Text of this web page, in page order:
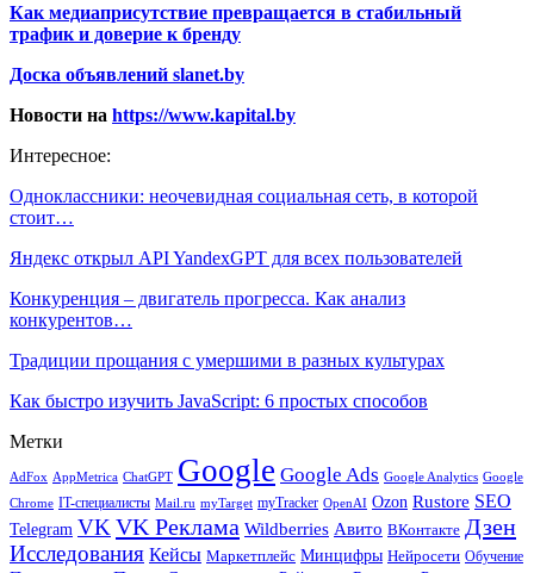
Как медиаприсутствие превращается в стабильный
трафик и доверие к бренду
Доска объявлений slanet.by
Новости на https://www.kapital.by
Интересное:
Одноклассники: неочевидная социальная сеть, в которой
стоит…
Яндекс открыл API YandexGPT для всех пользователей
Конкуренция – двигатель прогресса. Как анализ
конкурентов…
Традиции прощания с умершими в разных культурах
Как быстро изучить JavaScript: 6 простых способов
Метки
AdFox AppMetrica ChatGPT Google Google Ads Google Analytics Google
Chrome IT-специалисты Mail.ru myTarget myTracker OpenAI Ozon Rustore SEO
Telegram VK VK Реклама Wildberries Авито ВКонтакте Дзен
Исследования Кейсы Маркетплейс Минцифры Нейросети Обучение